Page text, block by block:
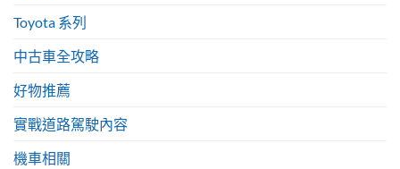
Toyota 系列
中古車全攻略
好物推薦
實戰道路駕駛內容
機車相關